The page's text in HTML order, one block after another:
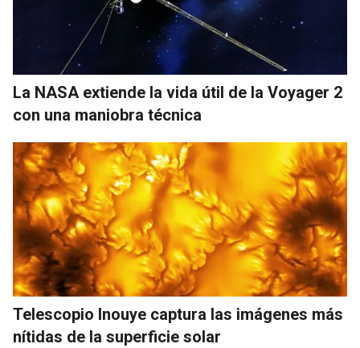
La NASA extiende la vida útil de la Voyager 2
con una maniobra técnica
Telescopio Inouye captura las imágenes más
nítidas de la superficie solar